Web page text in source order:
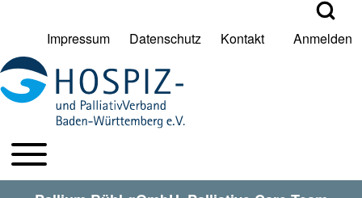
Suche Schließen
Suche
User account menu
Impressum Datenschutz Kontakt Anmelden
HPV BW Hauptmenu
Toggle main menu